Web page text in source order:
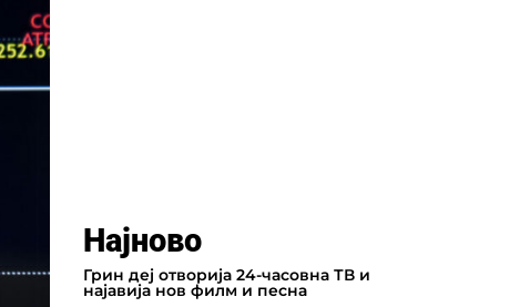
Најново
Грин деј отворија 24-часовна ТВ и
најавија нов филм и песна